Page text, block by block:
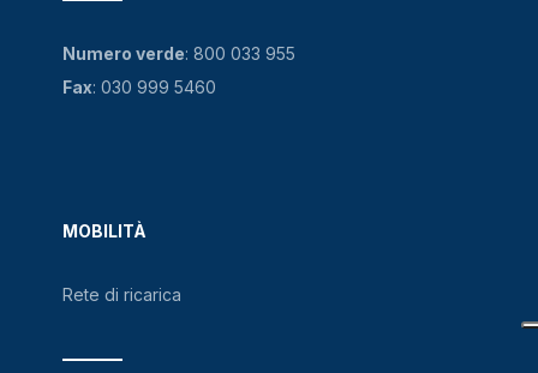
MOBILITÀ
Rete di ricarica
Numero verde: 800 033 955
Fax: 030 999 5460